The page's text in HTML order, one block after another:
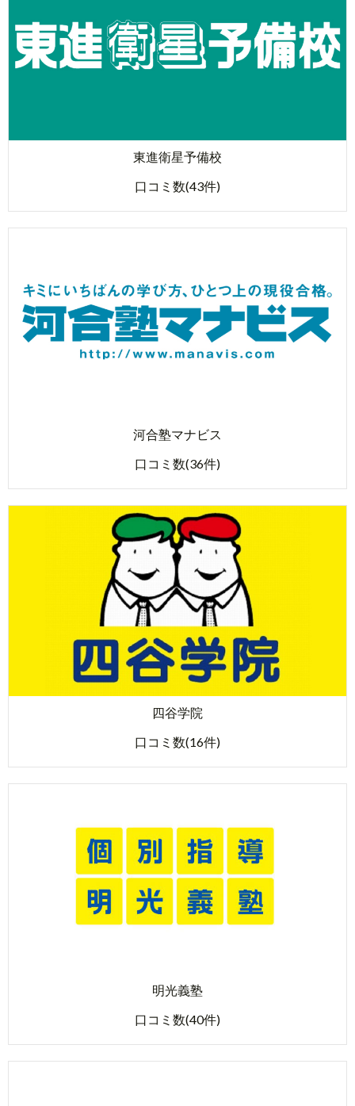
東進衛星予備校
口コミ数(43件)
河合塾マナビス
口コミ数(36件)
四谷学院
口コミ数(16件)
明光義塾
口コミ数(40件)